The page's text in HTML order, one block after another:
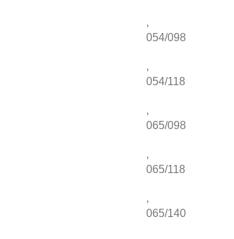
,
054/098
,
054/118
,
065/098
,
065/118
,
065/140